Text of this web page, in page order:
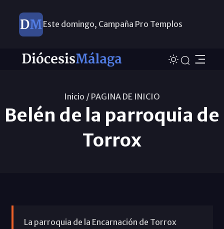
Este domingo, Campaña Pro Templos
Inicio / PAGINA DE INICIO
Belén de la parroquia de
Torrox
La parroquia de la Encarnación de Torrox